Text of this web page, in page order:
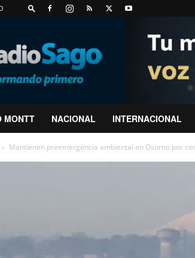
MONTT NACIONAL INTERNACIONAL
Mantienen preemergencia ambiental en Osorno por